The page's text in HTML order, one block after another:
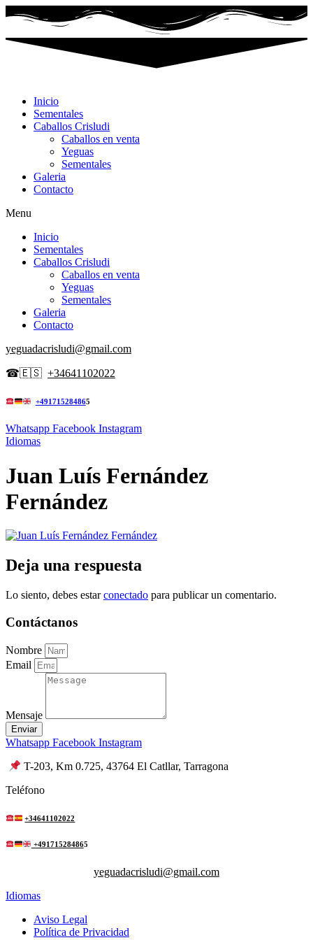
contenido
Inicio
Sementales
Caballos Crisludi
Caballos en venta
Yeguas
Sementales
Galeria
Contacto
Menu
Inicio
Sementales
Caballos Crisludi
Caballos en venta
Yeguas
Sementales
Galeria
Contacto
yeguadacrisludi@gmail.com
☎🇪🇸 +34641102022
+491715284865
Whatsapp Facebook Instagram
Idiomas
Juan Luís Fernández
Fernández
Deja una respuesta
Lo siento, debes estarconectado para publicar un comentario.
Contáctanos
Nombre
Email
Mensaje
Enviar
Whatsapp Facebook Instagram
T-203, Km 0.725, 43764 El Catllar, Tarragona
Teléfono
+34641102022
+491715284865
yeguadacrisludi@gmail.com
Idiomas
Aviso Legal
Política de Privacidad